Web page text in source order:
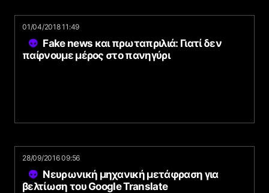
01/04/2018 11:49
Fake news και πρωταπριλιά: Γιατί δεν
παίρνουμε μέρος στο πανηγύρι
28/09/2016 09:56
Νευρωνική μηχανική μετάφραση για
βελτίωση του Google Translate